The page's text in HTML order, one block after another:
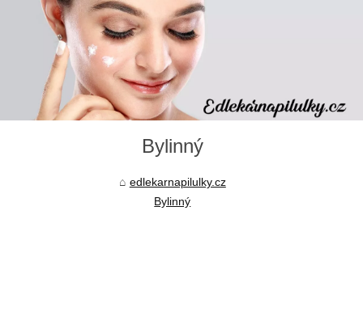
Bylinný
edlekarnapilulky.cz
Bylinný